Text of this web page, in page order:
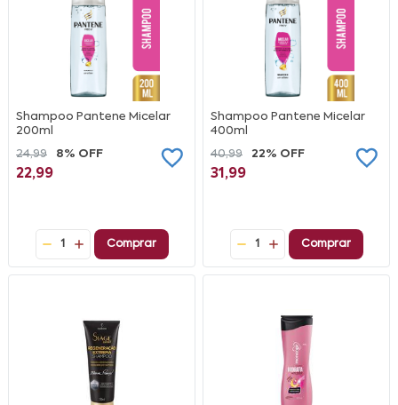
Shampoo Pantene Micelar
200ml
24,99
8% OFF
22,99
1 Comprar
Shampoo Pantene Micelar
400ml
40,99
22% OFF
31,99
1 Comprar